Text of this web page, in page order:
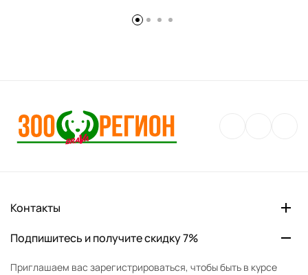
Контакты
Подпишитесь и получите скидку 7%
Приглашаем вас зарегистрироваться, чтобы быть в курсе